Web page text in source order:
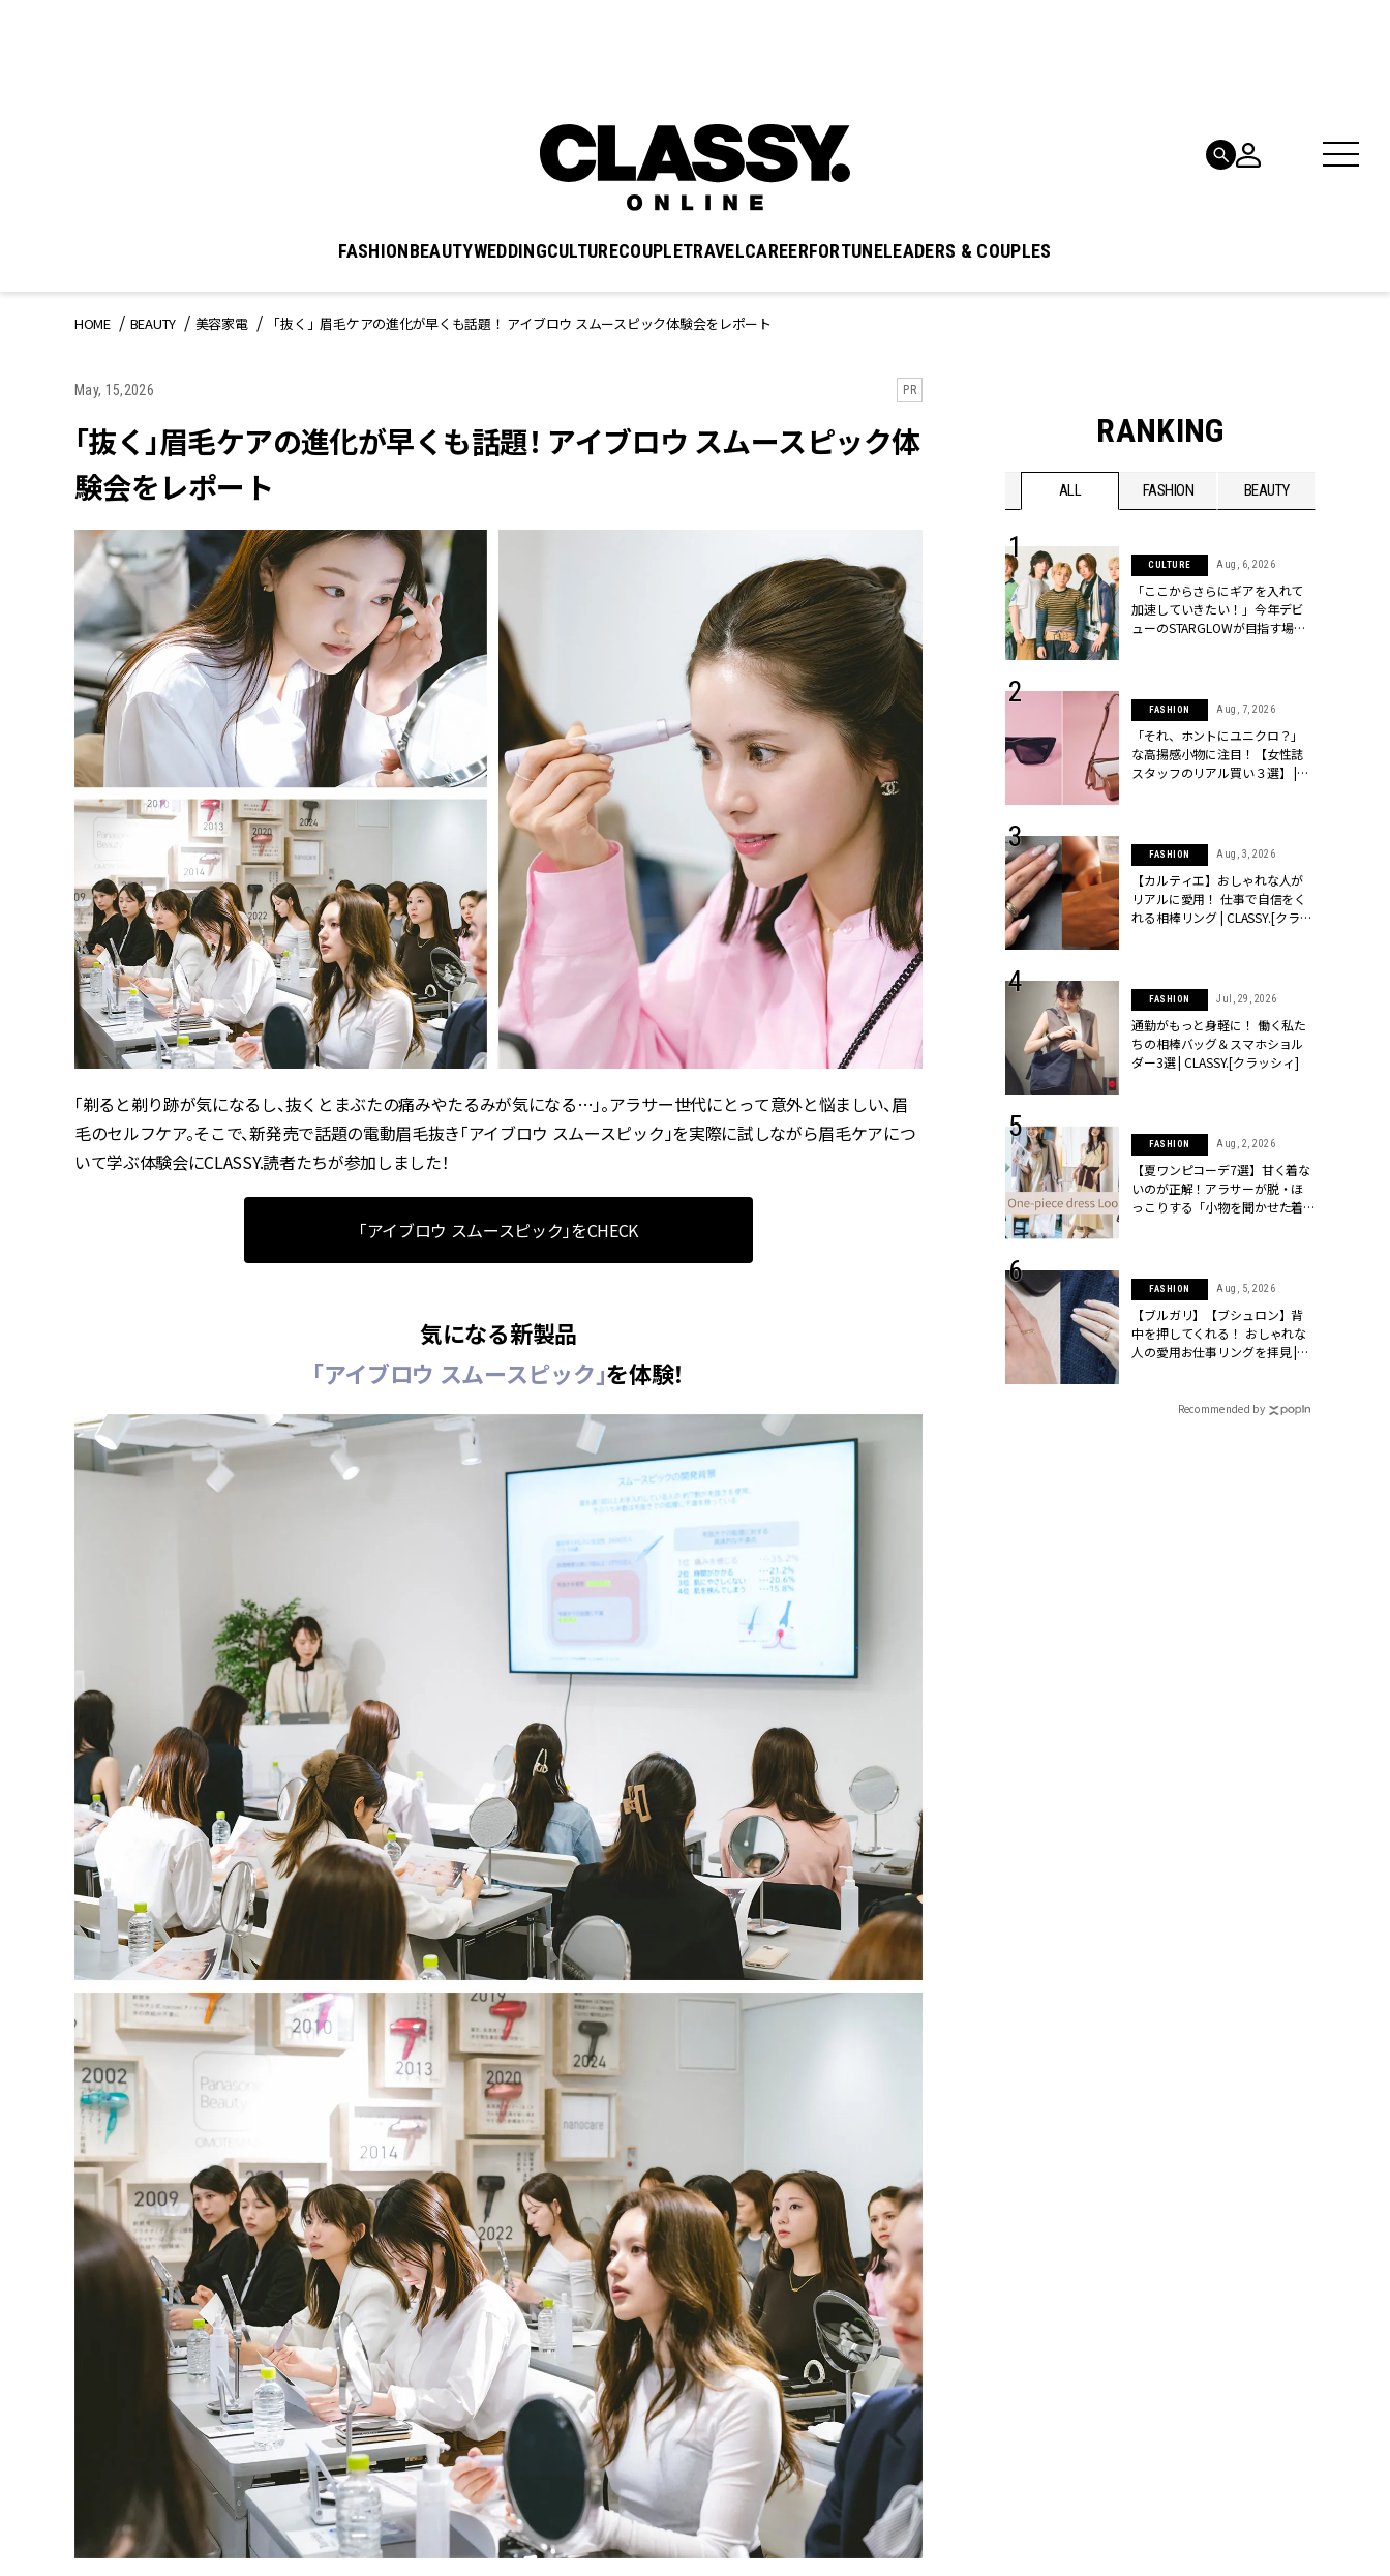
FASHIONBEAUTYWEDDINGCULTURECOUPLETRAVELCAREERFORTUNELEADERS & COUPLES
HOME BEAUTY 美容家電 「抜く」眉毛ケアの進化が早くも話題！ アイブロウ スムースピック体験会をレポート
May, 15,2026 PR
「抜く」眉毛ケアの進化が早くも話題！ アイブロウ スムースピック体
験会をレポート
「剃ると剃り跡が気になるし、抜くとまぶたの痛みやたるみが気になる…」。アラサー世代にとって意外と悩ましい、眉
毛のセルフケア。そこで、新発売で話題の電動眉毛抜き「アイブロウ スムースピック」を実際に試しながら眉毛ケアにつ
いて学ぶ体験会にCLASSY.読者たちが参加しました！
「アイブロウ スムースピック」をCHECK
気になる新製品
「アイブロウ スムースピック」を体験！
RANKING
ALL FASHION BEAUTY
｜30代美容ライターが正直レビ
ュー | CLASSY.[クラッシィ]
BEAUTY
【ヘアアクセ6選】手抜きに見え
ない！アラサーのまとめ髪が垢
抜ける「即戦力アクセ」たち |
CLASSY.[クラッシィ]
BEAUTY Aug, 5, 2026
忙しい毎日に「うるおいター
ボ」を。新【SOFINA BASIC＋】
のお手入れでうるおってなめら
かな肌を目指す | CLASSY.[クラッ
シィ]
Aug, 7, 2026
冷房・紫外線etc...「夏の隠れ乾
燥」を防ぐ【ベタつかない名品
クリーム】3選＜30代のベストコ
BEAUTY Nov, 17, 2025
ラッシィ]
プローチ！【透明感を底上げ】
ィ]
WEDDING
結婚式に黒ドレスはアリ？お呼
ばれで失敗しないコーデ＆マナ
ーを解説 | CLASSY.[クラッシィ]
WEDDING Aug, 13, 2025
【結婚指輪】人気ブランドのリ
ング22選｜20〜30代カップルの
エピソードも | CLASSY.[クラッシ
【一生ものジュエリー】1つでも
存在感が際立つ！ポメラートの
「トゥギャザー」シリーズに注
目 | CLASSY.[クラッシィ]
WEDDING
20万円台〜【カルティエ人気リ
ング４選】ラブ、トリニティetc.
を『マリッジ』に選ぶ人増えて
WEDDING Mar, 24, 2026
CULTURE Aug, 6, 2026
「ここからさらにギアを入れて
加速していきたい！」今年デビ
ューのSTARGLOWが目指す場所
FASHION Aug, 7, 2026
「それ、ホントにユニクロ？」
な高揚感小物に注目！【女性誌
スタッフのリアル買い３選】 |
FASHION Aug, 3, 2026
【カルティエ】おしゃれな人が
リアルに愛用！ 仕事で自信をく
れる相棒リング | CLASSY.[クラッ
FASHION Jul, 29, 2026
通勤がもっと身軽に！ 働く私た
ちの相棒バッグ＆スマホショル
ダー3選 | CLASSY.[クラッシィ]
FASHION Aug, 2, 2026
【夏ワンピコーデ7選】甘く着な
いのが正解！アラサーが脱・ほ
っこりする「小物を聞かせた着
FASHION Aug, 5, 2026
【ブルガリ】【ブシュロン】背
中を押してくれる！ おしゃれな
人の愛用お仕事リングを拝見 |
Recommended by